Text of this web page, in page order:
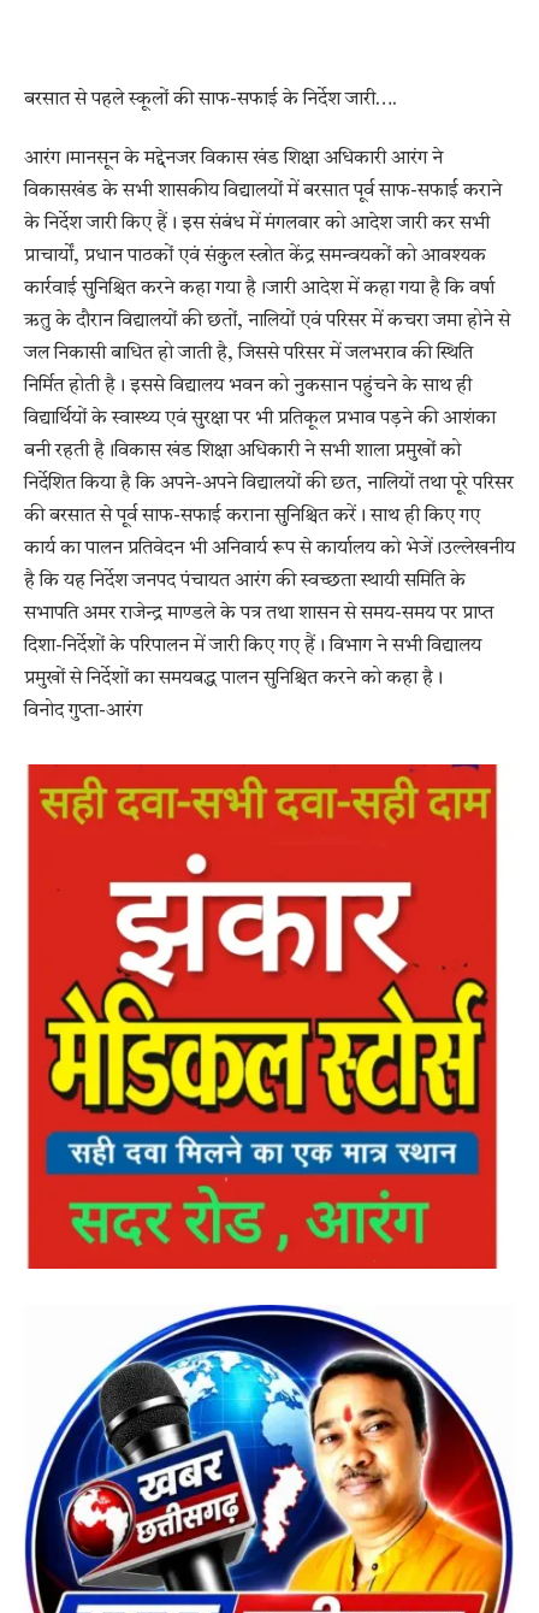
बरसात से पहले स्कूलों की साफ-सफाई के निर्देश जारी….
आरंग।मानसून के मद्देनजर विकास खंड शिक्षा अधिकारी आरंग ने
विकासखंड के सभी शासकीय विद्यालयों में बरसात पूर्व साफ-सफाई कराने
के निर्देश जारी किए हैं। इस संबंध में मंगलवार को आदेश जारी कर सभी
प्राचार्यों, प्रधान पाठकों एवं संकुल स्त्रोत केंद्र समन्वयकों को आवश्यक
कार्रवाई सुनिश्चित करने कहा गया है।जारी आदेश में कहा गया है कि वर्षा
ऋतु के दौरान विद्यालयों की छतों, नालियों एवं परिसर में कचरा जमा होने से
जल निकासी बाधित हो जाती है, जिससे परिसर में जलभराव की स्थिति
निर्मित होती है। इससे विद्यालय भवन को नुकसान पहुंचने के साथ ही
विद्यार्थियों के स्वास्थ्य एवं सुरक्षा पर भी प्रतिकूल प्रभाव पड़ने की आशंका
बनी रहती है।विकास खंड शिक्षा अधिकारी ने सभी शाला प्रमुखों को
निर्देशित किया है कि अपने-अपने विद्यालयों की छत, नालियों तथा पूरे परिसर
की बरसात से पूर्व साफ-सफाई कराना सुनिश्चित करें। साथ ही किए गए
कार्य का पालन प्रतिवेदन भी अनिवार्य रूप से कार्यालय को भेजें।उल्लेखनीय
है कि यह निर्देश जनपद पंचायत आरंग की स्वच्छता स्थायी समिति के
सभापति अमर राजेन्द्र माण्डले के पत्र तथा शासन से समय-समय पर प्राप्त
दिशा-निर्देशों के परिपालन में जारी किए गए हैं। विभाग ने सभी विद्यालय
प्रमुखों से निर्देशों का समयबद्ध पालन सुनिश्चित करने को कहा है।
विनोद गुप्ता-आरंग